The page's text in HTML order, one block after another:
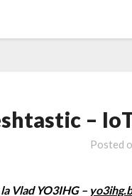
–
Posted
Vlad YO3IHG –